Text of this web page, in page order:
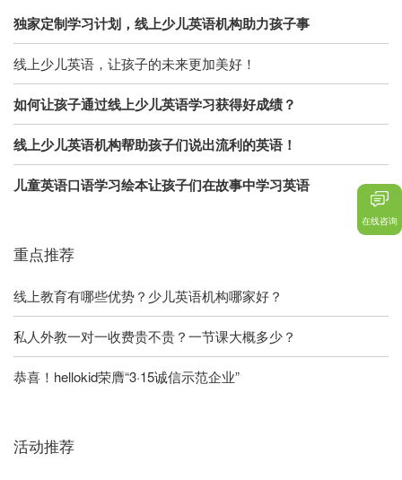
独家定制学习计划，线上少儿英语机构助力孩子事
线上少儿英语，让孩子的未来更加美好！
如何让孩子通过线上少儿英语学习获得好成绩？
线上少儿英语机构帮助孩子们说出流利的英语！
儿童英语口语学习绘本让孩子们在故事中学习英语
重点推荐
线上教育有哪些优势？少儿英语机构哪家好？
私人外教一对一收费贵不贵？一节课大概多少？
恭喜！hellokid荣膺“3·15诚信示范企业”
活动推荐
在线咨询